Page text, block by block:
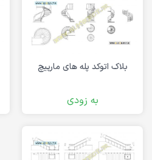
بلاک اتوکد پله های مارپیچ
به زودی